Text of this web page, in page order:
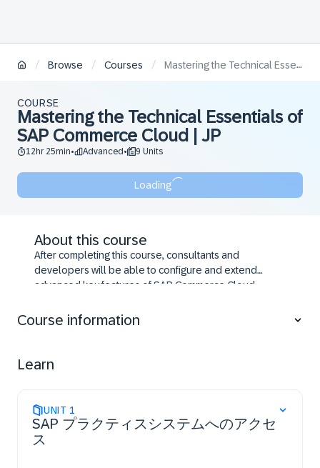
/ Browse / Courses / Mastering the Technical Essentials of SAP Commerce Cloud | JP
COURSE
Mastering the Technical Essentials of
SAP Commerce Cloud | JP
12hr 25min• Advanced • 9 Units
Loading
About this course
After completing this course, consultants and
developers will be able to configure and extend
advanced key features of SAP Commerce Cloud
coupons, searching and web services.
Course information
Learn
UNIT 1
SAP プラクティスシステムへのアクセ
ス